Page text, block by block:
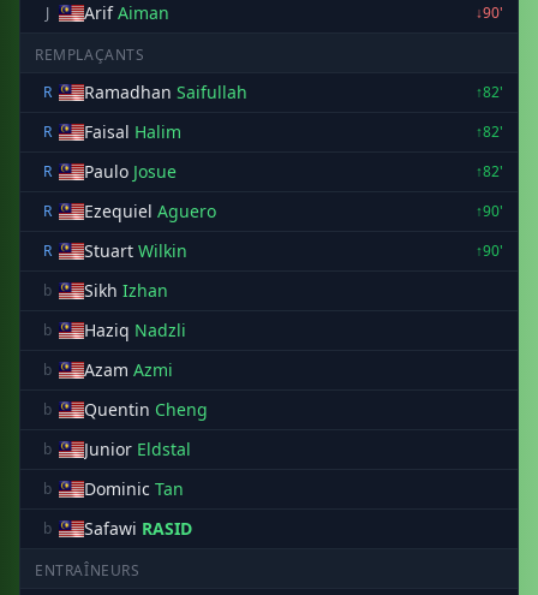
J
ArifAiman ↓90'
REMPLAÇANTS
R
Ramadhan Saifullah
↑82'
R
Faisal Halim
↑82'
R
Paulo Josue
↑82'
R
Ezequiel Aguero
↑90'
R
Stuart Wilkin
↑90'
b
Sikh Izhan
b Haziq Nadzli
b Azam Azmi
b Quentin Cheng
b Junior Eldstal
b Dominic Tan
b Safawi RASID
ENTRAÎNEURS